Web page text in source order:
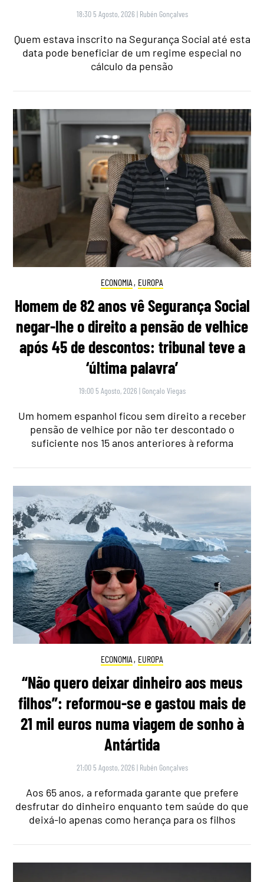
18:30 5 Agosto, 2026 | Rubén Gonçalves
Quem estava inscrito na Segurança Social até esta
data pode beneficiar de um regime especial no
cálculo da pensão
ECONOMIA , EUROPA
Homem de 82 anos vê Segurança Social
negar-lhe o direito a pensão de velhice
após 45 de descontos: tribunal teve a
‘última palavra’
19:00 5 Agosto, 2026 | Gonçalo Viegas
Um homem espanhol ficou sem direito a receber
pensão de velhice por não ter descontado o
suficiente nos 15 anos anteriores à reforma
ECONOMIA , EUROPA
“Não quero deixar dinheiro aos meus
filhos”: reformou-se e gastou mais de
21 mil euros numa viagem de sonho à
Antártida
21:00 5 Agosto, 2026 | Rubén Gonçalves
Aos 65 anos, a reformada garante que prefere
desfrutar do dinheiro enquanto tem saúde do que
deixá-lo apenas como herança para os filhos